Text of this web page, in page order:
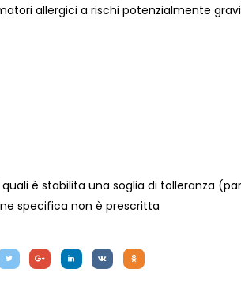
allergici a rischi potenzialmente
è stabilita una soglia di tolleranza
specifica non è prescritta